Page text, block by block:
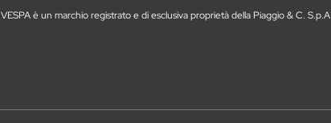
VESPA è un marchio registrato e di esclusiva proprietà della Piaggio & C. S.p.A